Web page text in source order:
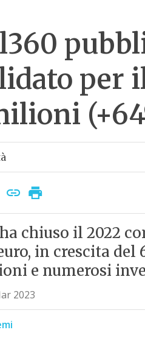
per
chiuso il 2022
in crescita del
e numerosi
2023